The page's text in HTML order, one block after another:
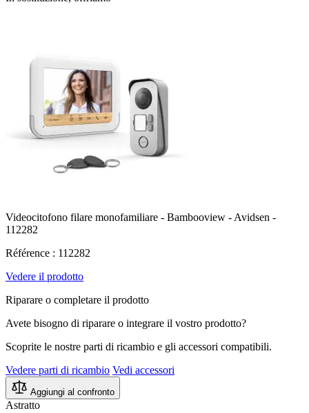
Videocitofono filare monofamiliare - Bambooview - Avidsen -
112282
Référence : 112282
Vedere il prodotto
Riparare o completare il prodotto
Avete bisogno di riparare o integrare il vostro prodotto?
Scoprite le nostre parti di ricambio e gli accessori compatibili.
Vedere parti di ricambio Vedi accessori
Aggiungi al confronto
Astratto